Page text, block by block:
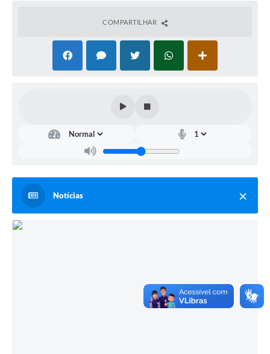
COMPARTILHAR
Notícias